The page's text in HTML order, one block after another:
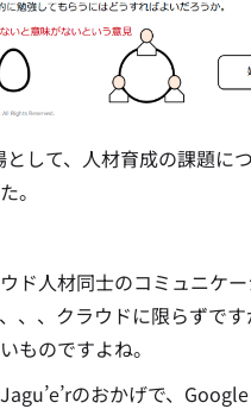
として、人材育成の課題に
。
ド人材同士のコミュニケ
、、クラウドに限らずで
ものですよね。
のおかげで、